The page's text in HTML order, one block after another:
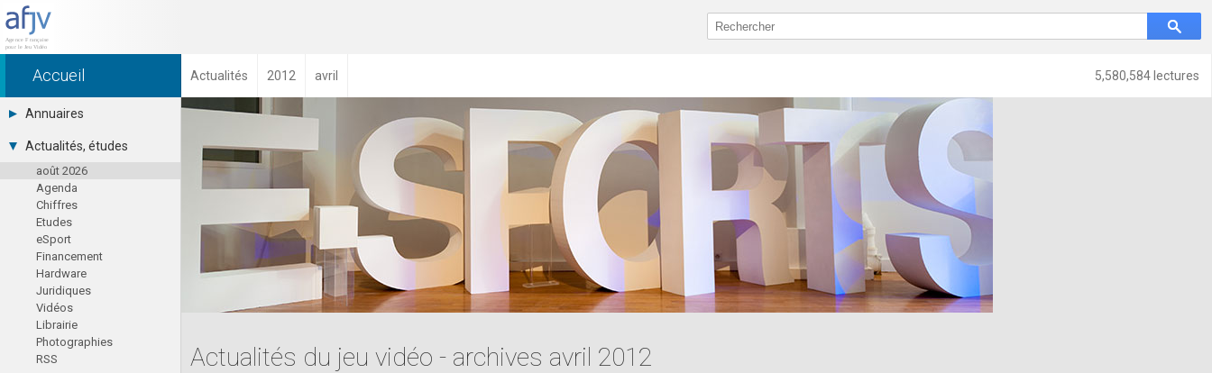
5,580,584 lectures
Accueil Actualités 2012 avril
Annuaires
Toutes les sociétés (691)
Studios (418)
Editeurs (49)
Distributeurs (16)
Hard. / Accessoires (10)
Middlewares (15)
Prestataires (99)
Assoc. / Syndicats (21)
Formations / Ecoles (46)
Presse spécialisée (17)
Actualités, études
août 2026
Agenda
Chiffres
Etudes
eSport
Financement
Hardware
Juridiques
Vidéos
Librairie
Photographies
RSS
Actualités du jeu vidéo - archives avril 2012